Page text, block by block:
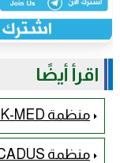
اقرأ أيضًا
منظمة UK-MED تعلن عن وظائف شاغرة
منظمة CADUS تعلن عن حاجتها لوظائف شاغرة